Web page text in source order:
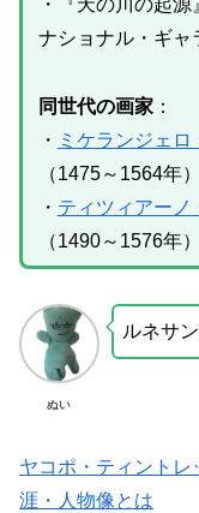
ナショナル・ギャ
同世代の画家：
・ ミケランジェロ
（1475～1564年）
・ ティツィアーノ
（1490～1576年）
ぬい
ルネサ
ヤコポ・ティント
涯・人物像とは